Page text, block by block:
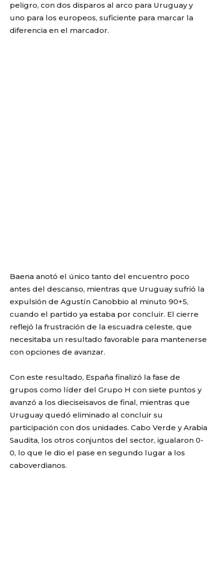
peligro, con dos disparos al arco para Uruguay y
uno para los europeos, suficiente para marcar la
diferencia en el marcador.
Baena anotó el único tanto del encuentro poco
antes del descanso, mientras que Uruguay sufrió la
expulsión de Agustín Canobbio al minuto 90+5,
cuando el partido ya estaba por concluir. El cierre
reflejó la frustración de la escuadra celeste, que
necesitaba un resultado favorable para mantenerse
con opciones de avanzar.
Con este resultado, España finalizó la fase de
grupos como líder del Grupo H con siete puntos y
avanzó a los dieciseisavos de final, mientras que
Uruguay quedó eliminado al concluir su
participación con dos unidades. Cabo Verde y Arabia
Saudita, los otros conjuntos del sector, igualaron 0-
0, lo que le dio el pase en segundo lugar a los
caboverdianos.